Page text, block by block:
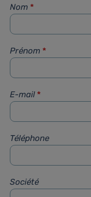
Nom *
Prénom *
E-mail *
Téléphone
Société